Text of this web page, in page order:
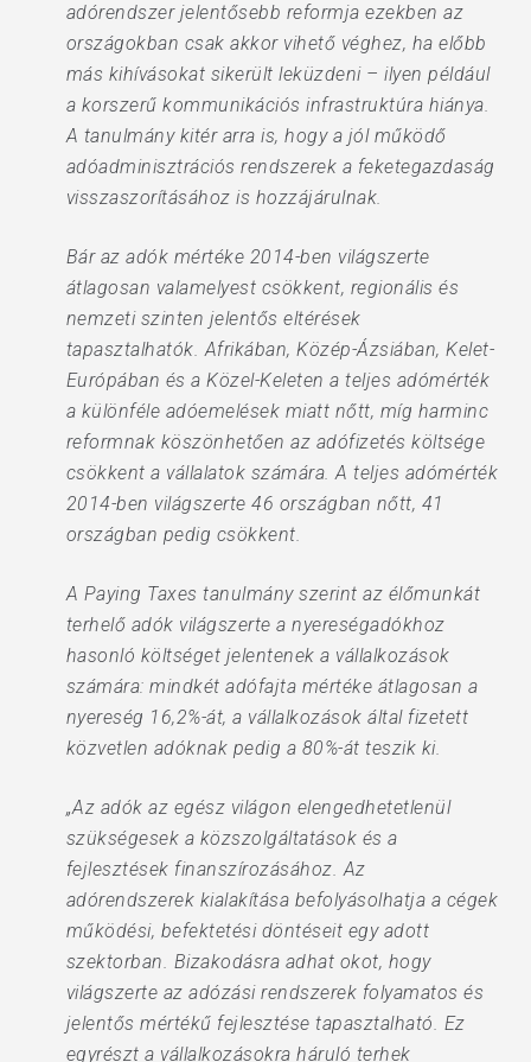
adórendszer jelentősebb reformja ezekben az
országokban csak akkor vihető véghez, ha előbb
más kihívásokat sikerült leküzdeni – ilyen például
a korszerű kommunikációs infrastruktúra hiánya.
A tanulmány kitér arra is, hogy a jól működő
adóadminisztrációs rendszerek a feketegazdaság
visszaszorításához is hozzájárulnak.
Bár az adók mértéke 2014-ben világszerte
átlagosan valamelyest csökkent, regionális és
nemzeti szinten jelentős eltérések
tapasztalhatók. Afrikában, Közép-Ázsiában, Kelet-
Európában és a Közel-Keleten a teljes adómérték
a különféle adóemelések miatt nőtt, míg harminc
reformnak köszönhetően az adófizetés költsége
csökkent a vállalatok számára. A teljes adómérték
2014-ben világszerte 46 országban nőtt, 41
országban pedig csökkent.
A Paying Taxes tanulmány szerint az élőmunkát
terhelő adók világszerte a nyereségadókhoz
hasonló költséget jelentenek a vállalkozások
számára: mindkét adófajta mértéke átlagosan a
nyereség 16,2%-át, a vállalkozások által fizetett
közvetlen adóknak pedig a 80%-át teszik ki.
„Az adók az egész világon elengedhetetlenül
szükségesek a közszolgáltatások és a
fejlesztések finanszírozásához. Az
adórendszerek kialakítása befolyásolhatja a cégek
működési, befektetési döntéseit egy adott
szektorban. Bizakodásra adhat okot, hogy
világszerte az adózási rendszerek folyamatos és
jelentős mértékű fejlesztése tapasztalható. Ez
egyrészt a vállalkozásokra háruló terhek